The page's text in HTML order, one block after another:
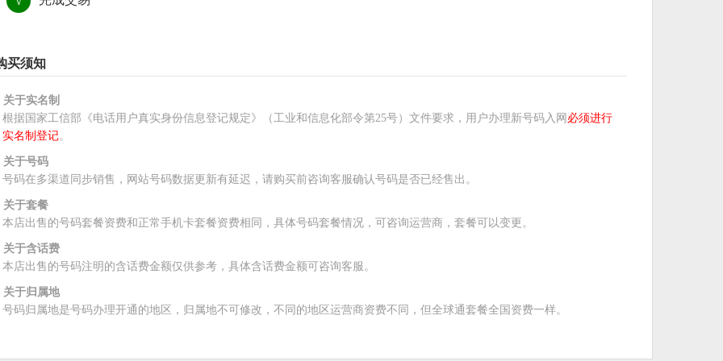
买须知
关于实名制
根据国家工信部《电话用户真实身份信息登记规定》（工业和信息化部令第25号）文件要求，用户办理新号码入网 必须进行
实名制登记。
关于号码
号码在多渠道同步销售，网站号码数据更新有延迟，请购买前咨询客服确认号码是否已经售出。
关于套餐
本店出售的号码套餐资费和正常手机卡套餐资费相同，具体号码套餐情况，可咨询运营商，套餐可以变更。
关于含话费
本店出售的号码注明的含话费金额仅供参考，具体含话费金额可咨询客服。
关于归属地
号码归属地是号码办理开通的地区，归属地不可修改，不同的地区运营商资费不同，但全球通套餐全国资费一样。